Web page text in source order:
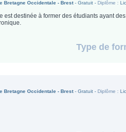
Bretagne Occidentale - Brest- Gratuit - Diplôme :
est destinée à former des étudiants ayant
Type de
Bretagne Occidentale - Brest- Gratuit - Diplôme :